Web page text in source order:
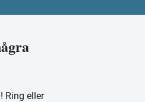
Ring eller